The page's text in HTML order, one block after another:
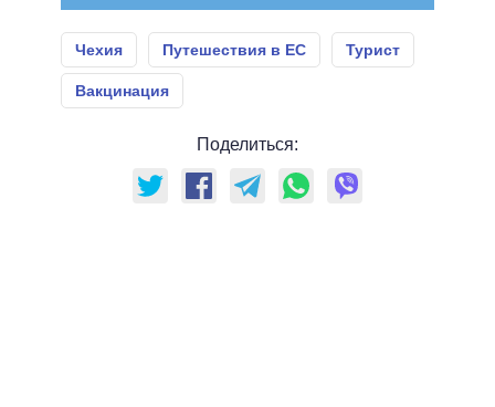
Чехия Путешествия в ЕС Турист
Вакцинация
Поделиться: